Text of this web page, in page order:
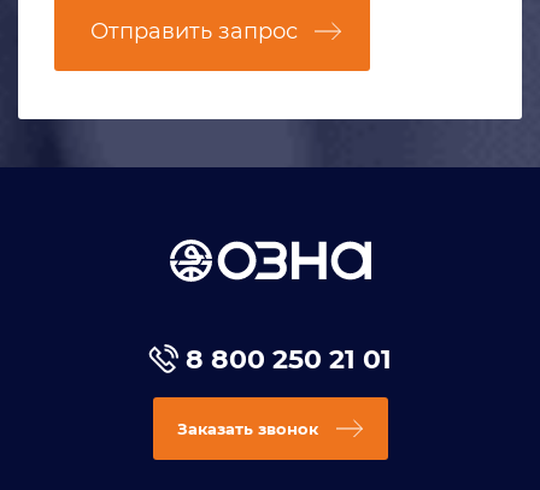
Отправить запрос
8 800 250 21 01
Заказать звонок